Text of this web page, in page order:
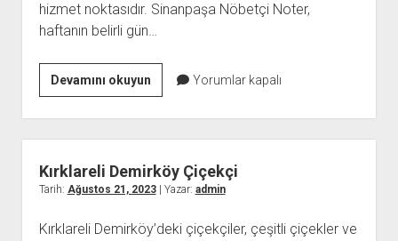
hizmet noktasıdır. Sinanpaşa Nöbetçi Noter,
haftanın belirli gün…
Devamını okuyunSinanpaşa
Nöbetçi
Noter
Yorumlar kapalı
Kırklareli Demirköy Çiçekçi
Tarih: Ağustos 21, 2023| Yazar: admin
Kırklareli Demirköy’deki çiçekçiler, çeşitli çiçekler ve